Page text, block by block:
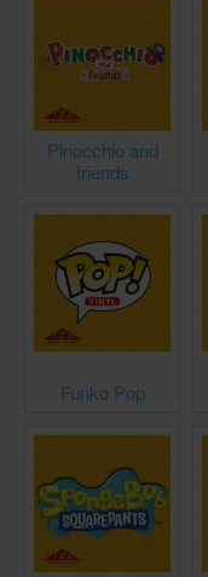
Pinocchio and
friends
Funko Pop